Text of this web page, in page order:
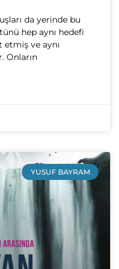
da yerinde bu
hep aynı hedefi
etmiş ve aynı
On­ların
YUSUF BAYRAM